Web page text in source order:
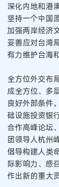
深化内地和港
坚持一个中国
加强两岸经济
妥善应对台湾
有力维护台海
全方位外交布
成全方位、多
良好外部条件
础设施投资银
合作高峰论坛
团领导人杭州
倡导构建人类
际影响力、感
作出新的重大